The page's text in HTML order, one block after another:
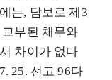
는, 담보로 제3
부된 채무와
차이가 없다
25. 선고 96다